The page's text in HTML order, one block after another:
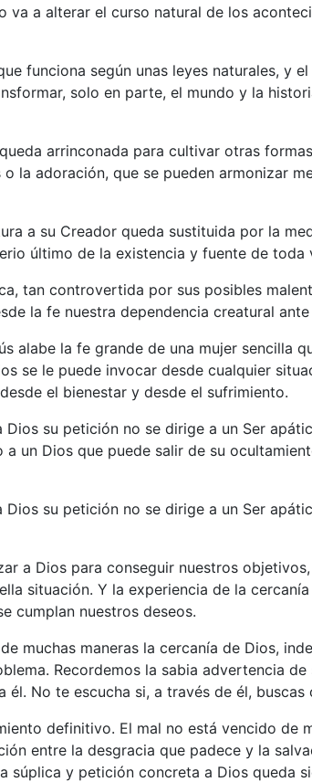
va a alterar el curso natural de los
funciona según unas leyes naturales, y
solo en parte, el mundo y la
arrinconada para cultivar otras
la adoración, que se pueden armonizar
a su Creador queda sustituida por la
último de la existencia y fuente de toda
tan controvertida por sus posibles
la fe nuestra dependencia creatural ante
alabe la fe grande de una mujer sencilla
se le puede invocar desde cualquier
el bienestar y desde el sufrimiento.
Dios su petición no se dirige a un Ser
un Dios que puede salir de su
Dios su petición no se dirige a un Ser
a Dios para conseguir nuestros
situación. Y la experiencia de la
cumplan nuestros deseos.
muchas maneras la cercanía de Dios,
Recordemos la sabia advertencia de
él. No te escucha si, a través de él, buscas
definitivo. El mal no está vencido de
entre la desgracia que padece y la
súplica y petición concreta a Dios queda